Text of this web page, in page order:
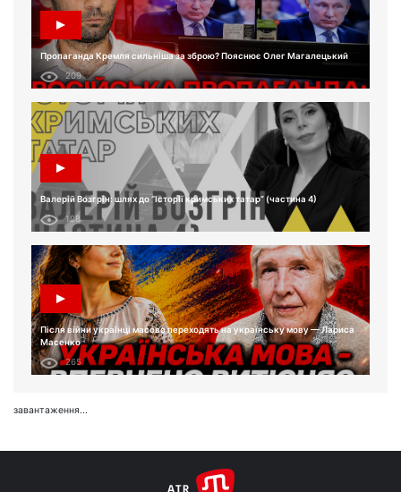
Пропаганда Кремля сильніша за зброю? Пояснює Олег Магалецький
209
Валерій Возгрін: шлях до “Історії кримських татар” (частина 4)
198
Після війни українці масово переходять на українську мову — Лариса
Масенко
265
завантаження...